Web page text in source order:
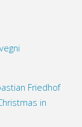
Friedhof
in